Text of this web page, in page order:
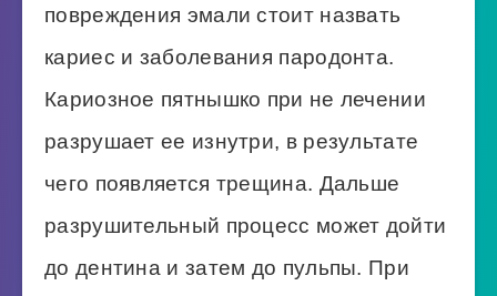
повреждения эмали стоит назвать
кариес и заболевания пародонта.
Кариозное пятнышко при не лечении
разрушает ее изнутри, в результате
чего появляется трещина. Дальше
разрушительный процесс может дойти
до дентина и затем до пульпы. При